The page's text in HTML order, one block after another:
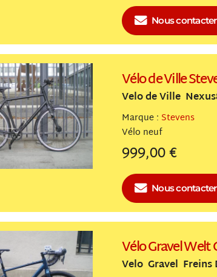
Nous contacter
Vélo de Ville
Velo de Ville
Marque : Stevens
Vélo neuf
999,00 €
Nous contacter
Vélo Gravel Welt
Velo Gravel